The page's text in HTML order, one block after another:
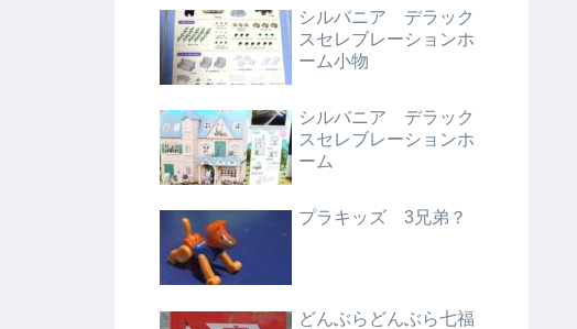
シルバニア デラック
スセレブレーションホ
ーム小物
シルバニア デラック
スセレブレーションホ
ーム
プラキッズ 3兄弟？
どんぶらどんぶら七福